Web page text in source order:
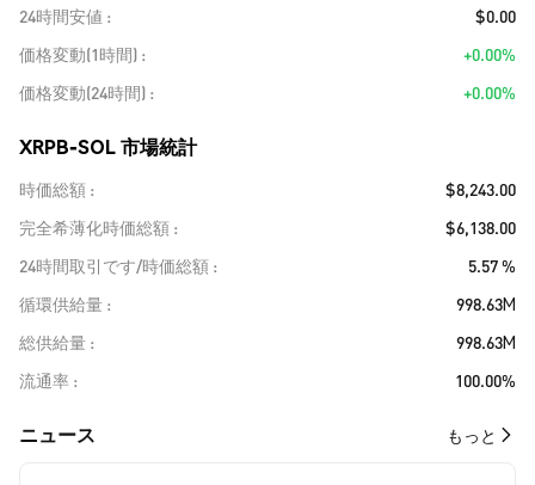
24時間安値
$0.00
価格変動(1時間)
+0.00%
価格変動(24時間)
+0.00%
XRPB-SOL 市場統計
時価総額
$8,243.00
完全希薄化時価総額
$6,138.00
24時間取引です/時価総額
5.57 %
循環供給量
998.63M
総供給量
998.63M
流通率
100.00%
​​ニュース​​ もっと